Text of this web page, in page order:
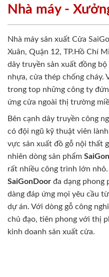
Nhà máy -
Nhà máy sản xuất Cửa
Xuân, Quận 12, TP.Hồ Chí
dây truyền sản xuất đồng
nhựa, cửa thép chống cháy.
trong top những công ty
ứng cửa ngoài thị trường
Bên cạnh dây truyền công
có đội ngũ kỹ thuật viên
vực sản xuất đồ gỗ nội thất
nhiên dòng sản phẩm
rất nhiều công trình lớn
SaiGonDoor đa dạng phong
dàng đáp ứng mọi yêu cầu
dự án. Với dòng gỗ công
chủ đạo, tiên phong với thị
kinh doanh sản xuất cửa.